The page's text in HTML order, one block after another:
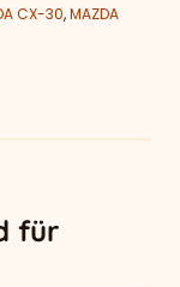
CX-30,MAZDA
für